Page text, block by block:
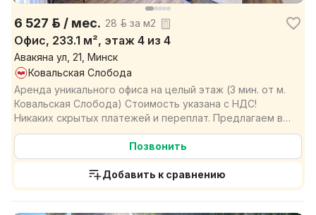
6 527 р. / мес. 28 р. за м2
Офис, 233.1 м², этаж 4 из 4
Авакяна ул, 21, Минск
Ковальская Слобода
Аренда уникального офиса на целый этаж (3 мин. от м.
Ковальская Слобода) Стоимость указана с НДС!
Никаких скрытых платежей и переплат. Предлагаем в
...
Позвонить
Добавить к сравнению